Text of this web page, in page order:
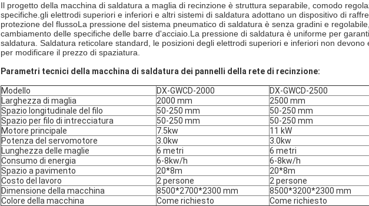
Il progetto della macchina di saldatura a maglia di recinzione è struttura separabile, comodo
specifiche.gli elettrodi superiori e inferiori e altri sistemi di saldatura adottano un dispositivo di
protezione del flussoLa pressione del sistema pneumatico di saldatura è senza gradini e
cambiamento delle specifiche delle barre d'acciaio.La pressione di saldatura è uniforme per
saldatura. Saldatura reticolare standard, le posizioni degli elettrodi superiori e inferiori non
per modificare il prezzo di spaziatura.
Parametri tecnici della macchina di saldatura dei pannelli della rete di recinzione:
Modello DX-GWCD-2000
DX-GWCD-2500
Larghezza di maglia
2000 mm
2500 mm
Spazio longitudinale del filo
50-250 mm
50-250 mm
Spazio per filo di intrecciatura
50-250 mm
50-250 mm
Motore principale
7.5kw
11 kW
Potenza del servomotore
3.0kw
3.0kw
Lunghezza delle maglie
6 metri
6 metri
Consumo di energia
6-8kw/h
6-8kw/h
Spazio a pavimento
20*8m
20*8m
Costo del lavoro
2 persone
2 persone
Dimensione della macchina
8500*2700*2300 mm
8500*3200*2300 mm
Colore della macchina
Come richiesto Come richiesto